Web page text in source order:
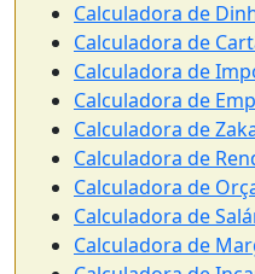
Calculadora de
Calculadora de
Calculadora de
Calculadora de
Calculadora de
Calculadora de
Calculadora de
Calculadora de
Calculadora de